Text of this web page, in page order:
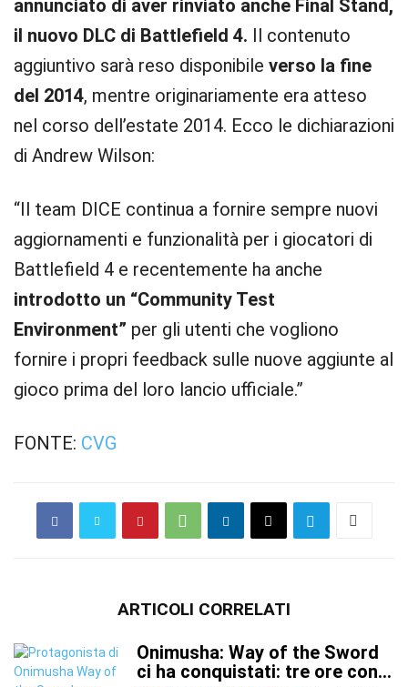
annunciato di aver rinviato anche Final Stand,
il nuovo DLC di Battlefield 4. Il contenuto
aggiuntivo sarà reso disponibile verso la fine
del 2014, mentre originariamente era atteso
nel corso dell’estate 2014. Ecco le dichiarazioni
di Andrew Wilson:
“Il team DICE continua a fornire sempre nuovi
aggiornamenti e funzionalità per i giocatori di
Battlefield 4 e recentemente ha anche
introdotto un “Community Test
Environment” per gli utenti che vogliono
fornire i propri feedback sulle nuove aggiunte al
gioco prima del loro lancio ufficiale.”
FONTE: CVG
ARTICOLI CORRELATI
Onimusha: Way of the Sword
ci ha conquistati: tre ore con...